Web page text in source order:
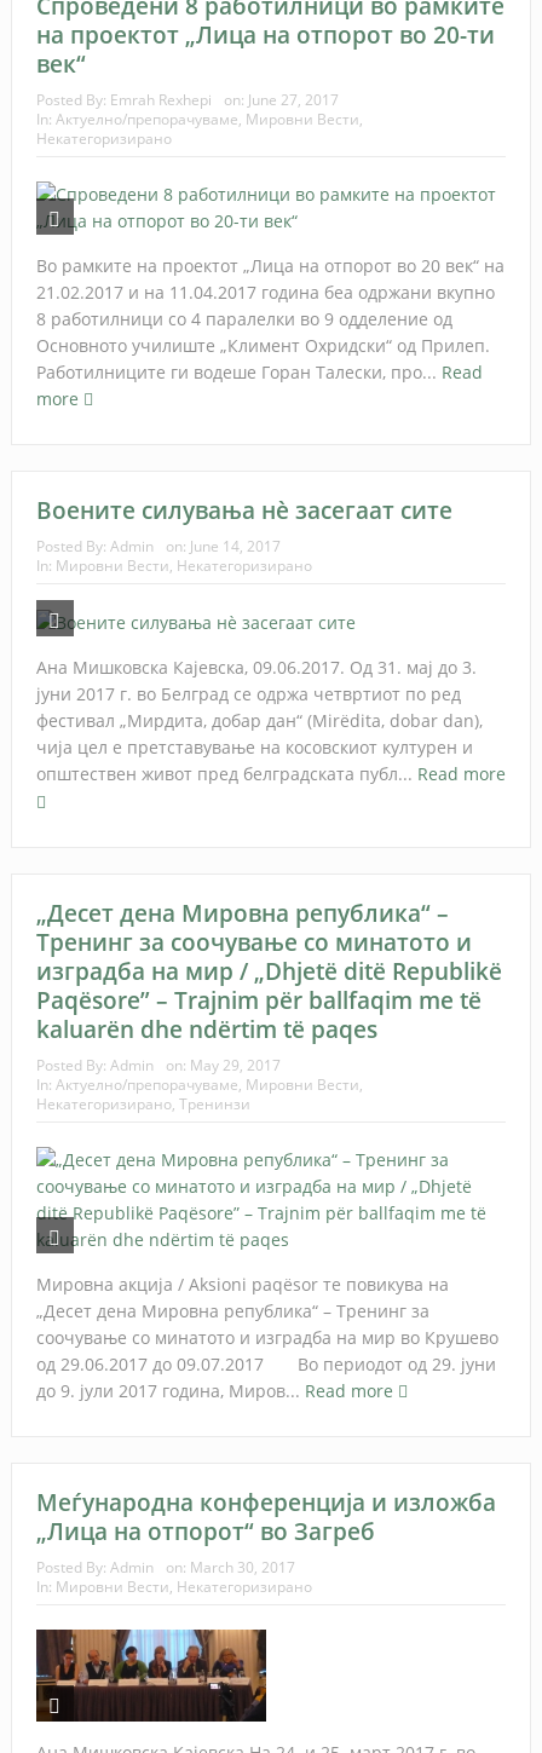
на проектот „Лица на отпорот во 20-ти
век“
Posted By: Emrah Rexhepi on: June 27, 2017
In: Актуелно/препорачуваме, Мировни Вести,
Некатегоризирано
Во рамките на проектот „Лица на отпорот во 20 век“ на
21.02.2017 и на 11.04.2017 година беа одржани вкупно
8 работилници со 4 паралелки во 9 одделение од
Основното училиште „Климент Охридски“ од Прилеп.
Работилниците ги водеше Горан Талески, про... Read
more
Воените силувања нè засегаат сите
Posted By: Admin on: June 14, 2017
In: Мировни Вести, Некатегоризирано
Ана Мишковска Кајевска, 09.06.2017. Од 31. мај до 3.
јуни 2017 г. во Белград се одржа четвртиот по ред
фестивал „Мирдита, добар дан“ (Mirëdita, dobar dan),
чија цел е претставување на косовскиот културен и
општествен живот пред белградската публ... Read more
„Десет дена Мировна република“ –
Тренинг за соочување со минатото и
изградба на мир / „Dhjetë ditë Republikë
Paqësore” – Trajnim për ballfaqim me të
kaluarën dhe ndërtim të paqes
Posted By: Admin on: May 29, 2017
In: Актуелно/препорачуваме, Мировни Вести,
Некатегоризирано, Тренинзи
Мировна акција / Aksioni paqësor те повикува на
„Десет дена Мировна република“ – Тренинг за
соочување со минатото и изградба на мир во Крушево
од 29.06.2017 до 09.07.2017 Во периодот од 29. јуни
до 9. јули 2017 година, Миров... Read more
Меѓународна конференција и изложба
„Лица на отпорот“ во Загреб
Posted By: Admin on: March 30, 2017
In: Мировни Вести, Некатегоризирано